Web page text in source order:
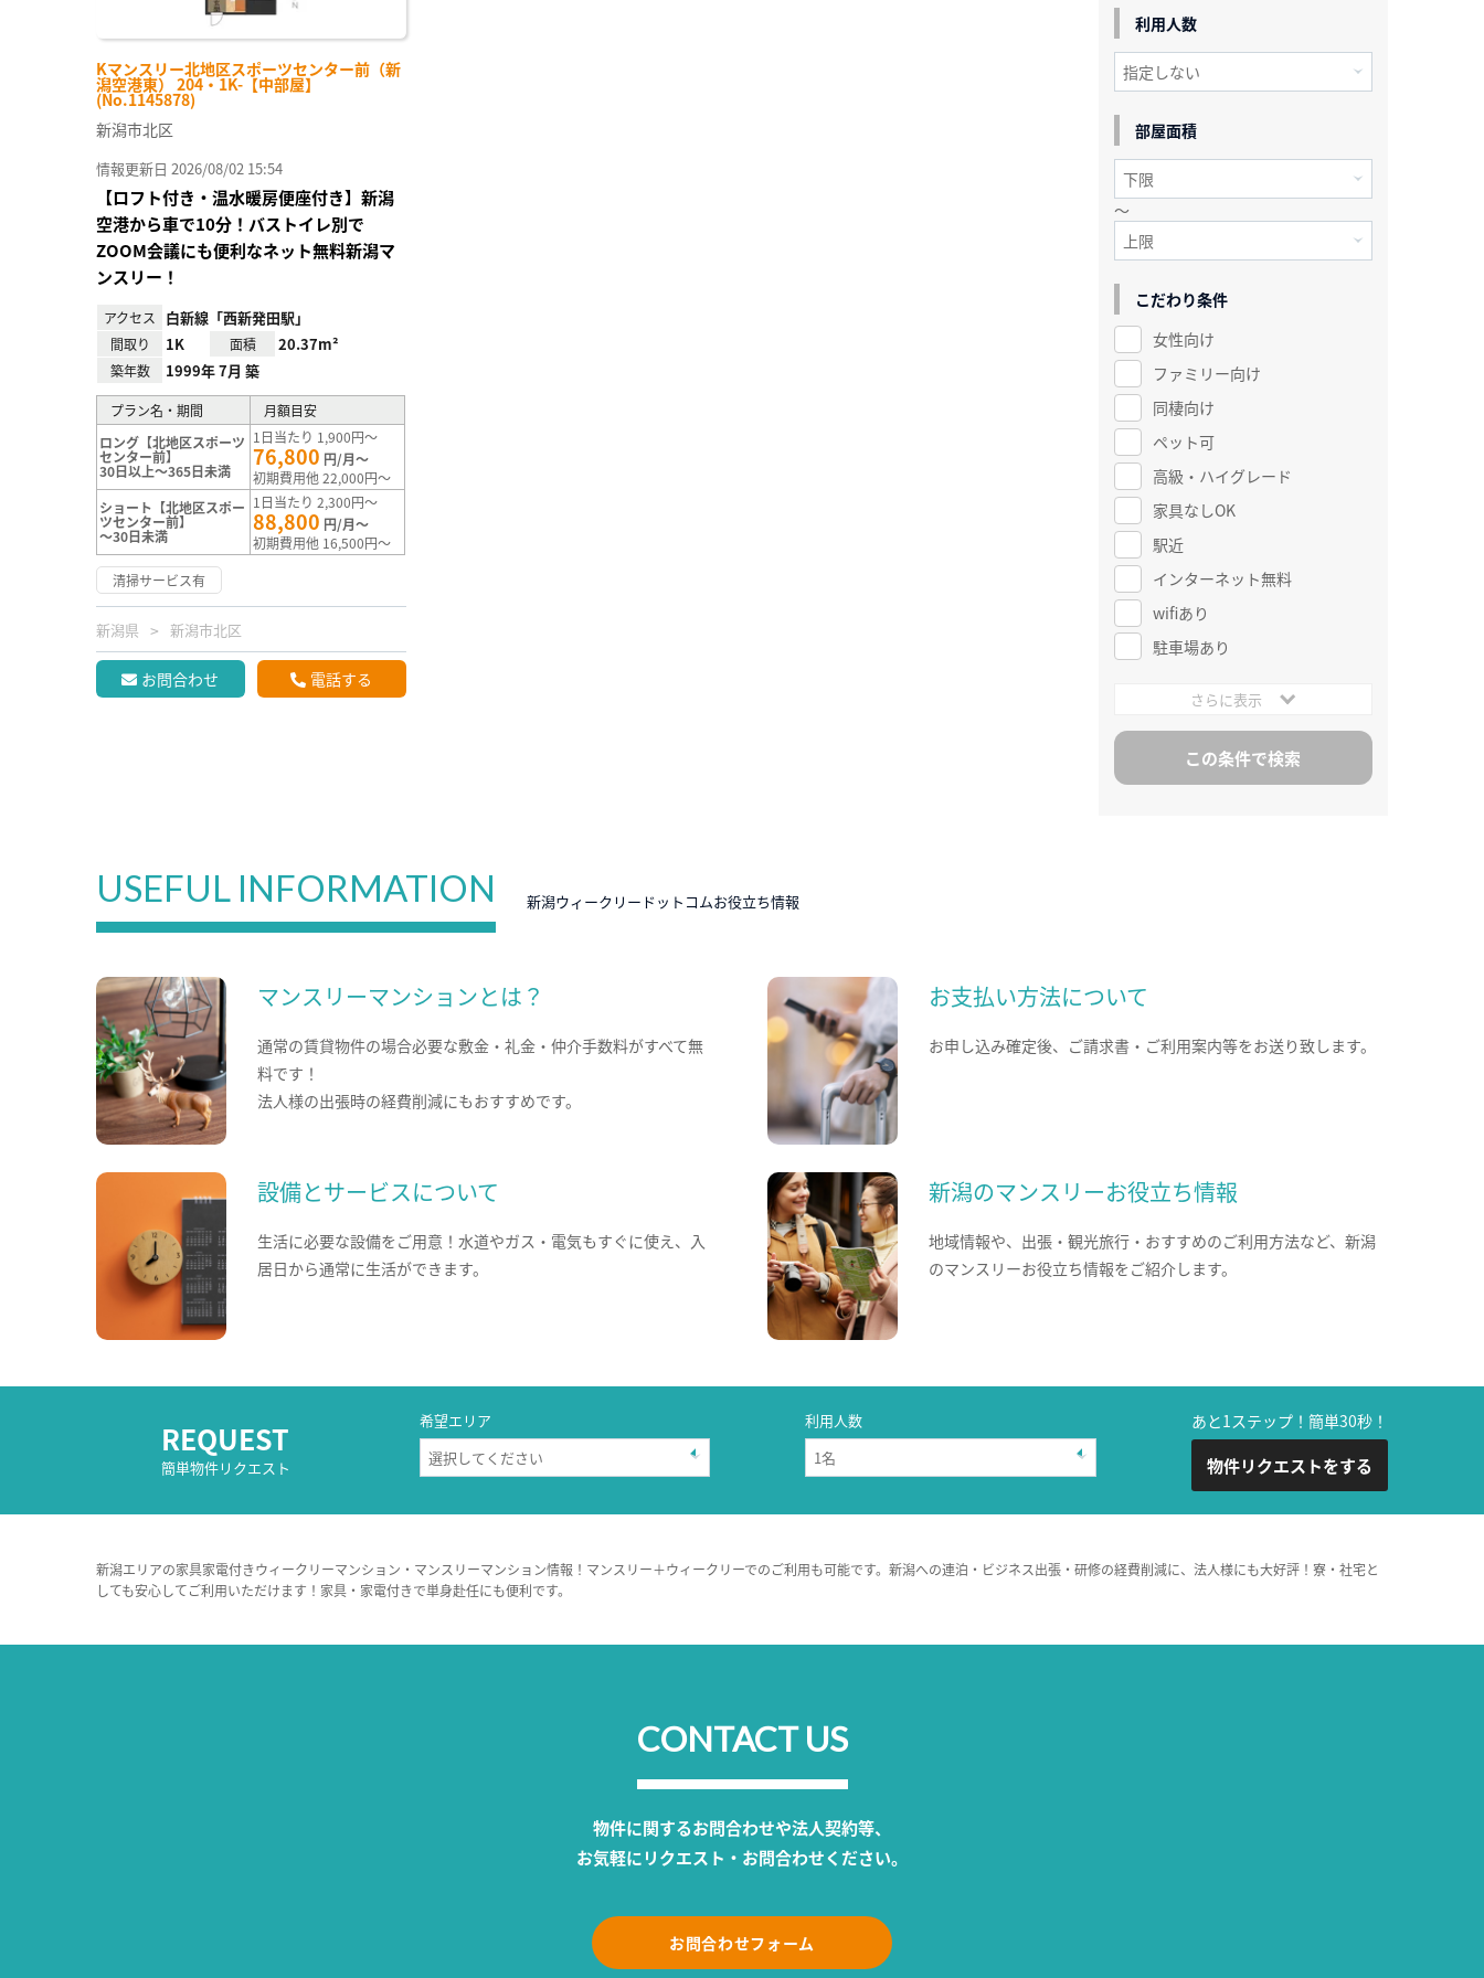
Kマンスリー北地区スポーツセンター前（新
潟空港東） 204・1K-【中部屋】
(No.1145878)
新潟市北区
情報更新日 2026/08/02 15:54
【ロフト付き・温水暖房便座付き】新潟
空港から車で10分！バストイレ別で
ZOOM会議にも便利なネット無料新潟マ
ンスリー！
アクセス 白新線「西新発田駅」
間取り 1K 面積 20.37m²
築年数 1999年 7月 築
プラン名・期間
月額目安
ロング【北地区スポーツ
センター前】
30日以上～365日未満
1日当たり 1,900円～
76,800 円/月～
初期費用他 22,000円～
ショート【北地区スポー
ツセンター前】
～30日未満
1日当たり 2,300円～
88,800 円/月～
初期費用他 16,500円～
清掃サービス有
新潟県 新潟市北区
お問合わせ 電話する
利用人数
部屋面積
～
こだわり条件
女性向け
ファミリー向け
同棲向け
ペット可
高級・ハイグレード
家具なしOK
駅近
インターネット無料
wifiあり
駐車場あり
さらに表示
USEFUL INFORMATION 新潟ウィークリードットコムお役立ち情報
マンスリーマンションとは？
通常の賃貸物件の場合必要な敷金・礼金・仲介手数料がすべて無
料です！
法人様の出張時の経費削減にもおすすめです。
お支払い方法について
お申し込み確定後、ご請求書・ご利用案内等をお送り致します。
設備とサービスについて
生活に必要な設備をご用意！水道やガス・電気もすぐに使え、入
居日から通常に生活ができます。
新潟のマンスリーお役立ち情報
地域情報や、出張・観光旅行・おすすめのご利用方法など、新潟
のマンスリーお役立ち情報をご紹介します。
REQUEST
簡単物件リクエスト
希望エリア 利用人数 あと1ステップ！簡単30秒！
物件リクエストをする
新潟エリアの家具家電付きウィークリーマンション・マンスリーマンション情報！マンスリー＋ウィークリーでのご利用も可能です。新潟への連泊・ビジネス出張・研修の経費削減に、法人様にも大好評！寮・社宅と
しても安心してご利用いただけます！家具・家電付きで単身赴任にも便利です。
CONTACT US
物件に関するお問合わせや法人契約等、
お気軽にリクエスト・お問合わせください。
お問合わせフォーム